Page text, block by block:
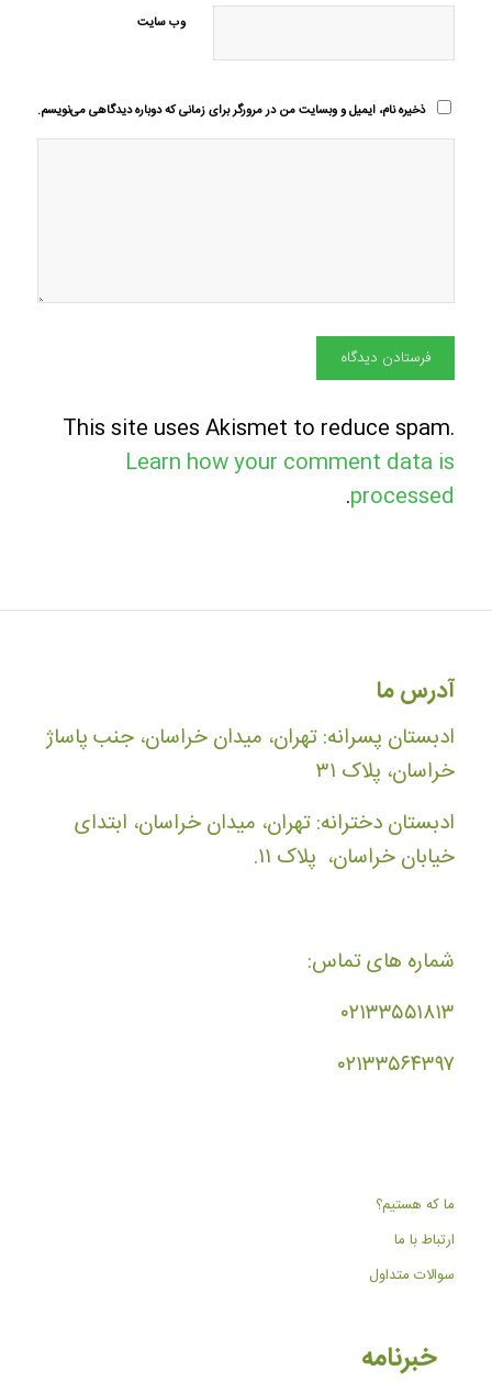
وب‌ سایت
ذخیره نام، ایمیل و وبسایت من در مرورگر برای زمانی که دوباره دیدگاهی می‌نویسم.
This site uses Akismet to reduce spam.
Learn how your comment data is
processed
.
آدرس ما
ادبستان پسرانه: تهران، میدان خراسان، جنب پاساژ
خراسان، پلاک ۳۱
ادبستان دخترانه: تهران، میدان خراسان، ابتدای
خیابان خراسان، پلاک ۱۱.
شماره های تماس:
۰۲۱۳۳۵۵۱۸۱۳
۰۲۱۳۳۵۶۴۳۹۷
ما که هستیم؟
ارتباط با ما
سوالات متداول
خبرنامه